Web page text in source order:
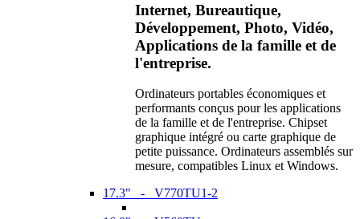
Internet, Bureautique,
Développement, Photo, Vidéo,
Applications de la famille et de
l'entreprise.
Ordinateurs portables économiques et
performants conçus pour les applications
de la famille et de l'entreprise. Chipset
graphique intégré ou carte graphique de
petite puissance. Ordinateurs assemblés sur
mesure, compatibles Linux et Windows.
17.3" - V770TU1-2